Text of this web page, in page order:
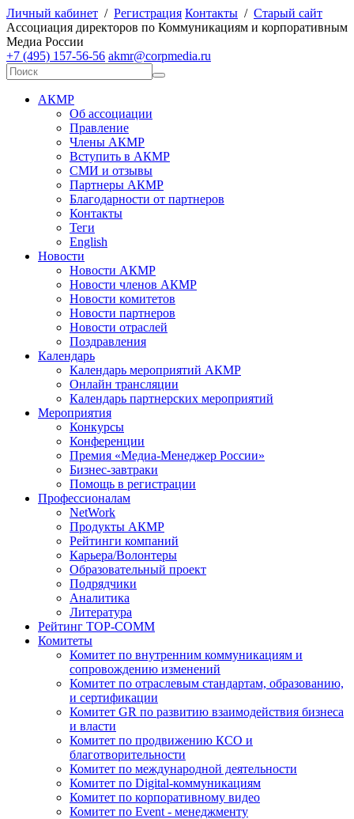
Личный кабинет / Регистрация Контакты / Старый сайт
Ассоциация директоров по Коммуникациям и корпоративным
Медиа России
+7 (495) 157-56-56 akmr@corpmedia.ru
АКМР
Об ассоциации
Правление
Члены АКМР
Вступить в АКМР
СМИ и отзывы
Партнеры АКМР
Благодарности от партнеров
Контакты
Теги
English
Новости
Новости АКМР
Новости членов АКМР
Новости комитетов
Новости партнеров
Новости отраслей
Поздравления
Календарь
Календарь мероприятий АКМР
Онлайн трансляции
Календарь партнерских мероприятий
Мероприятия
Конкурсы
Конференции
Премия «Медиа-Менеджер России»
Бизнес-завтраки
Помощь в регистрации
Профессионалам
NetWork
Продукты АКМР
Рейтинги компаний
Карьера/Волонтеры
Образовательный проект
Подрядчики
Аналитика
Литература
Рейтинг TOP-COMM
Комитеты
Комитет по внутренним коммуникациям и
сопровождению изменений
Комитет по отраслевым стандартам, образованию,
и сертификации
Комитет GR по развитию взаимодействия бизнеса
и власти
Комитет по продвижению КСО и
благотворительности
Комитет по международной деятельности
Комитет по Digital-коммуникациям
Комитет по корпоративному видео
Комитет по Event - менеджменту